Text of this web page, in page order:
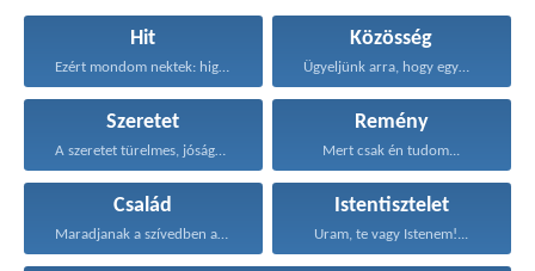
Hit
Ezért mondom nektek: higgyétek...
Közösség
Ügyeljünk arra, hogy egymást...
Szeretet
A szeretet türelmes, jóságos...
Remény
Mert csak én tudom...
Család
Maradjanak a szívedben azok...
Istentisztelet
Uram, te vagy Istenem!...